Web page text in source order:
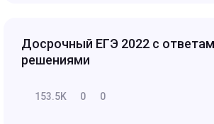
Досрочный ЕГЭ 2022 с
решениями
153.5K 0 0